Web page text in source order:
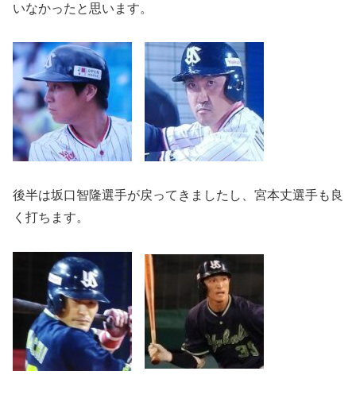
いなかったと思います。
後半は坂口智隆選手が戻ってきましたし、宮本丈選手も良
く打ちます。